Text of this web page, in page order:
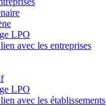
LPO
avec les entreprises
LPO
avec les établissements